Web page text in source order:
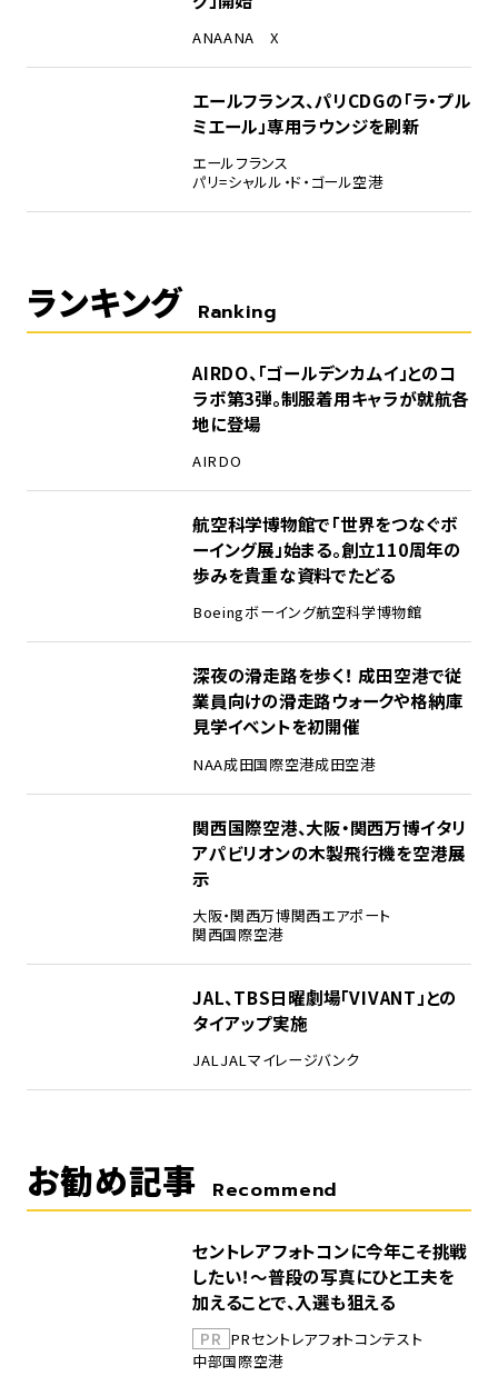
ANAANA X
エールフランス、パリCDGの「ラ・プル
ミエール」専用ラウンジを刷新
エールフランス
パリ=シャルル・ド・ゴール空港
ランキング Ranking
AIRDO、「ゴールデンカムイ」とのコ
ラボ第3弾。制服着用キャラが就航各
地に登場
AIRDO
航空科学博物館で「世界をつなぐボ
ーイング展」始まる。創立110周年の
歩みを貴重な資料でたどる
Boeingボーイング航空科学博物館
深夜の滑走路を歩く！ 成田空港で従
業員向けの滑走路ウォークや格納庫
見学イベントを初開催
NAA成田国際空港成田空港
関西国際空港、大阪・関西万博イタリ
アパビリオンの木製飛行機を空港展
示
大阪・関西万博関西エアポート
関西国際空港
JAL、TBS日曜劇場「VIVANT」との
タイアップ実施
JALJALマイレージバンク
お勧め記事 Recommend
セントレアフォトコンに今年こそ挑戦
したい！～普段の写真にひと工夫を
加えることで、入選も狙える
PR PRセントレアフォトコンテスト
中部国際空港